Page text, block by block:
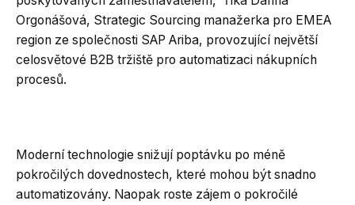
Orgonášová, Strategic Sourcing manažerka pro EMEA
region ze společnosti SAP Ariba, provozující největší
celosvětové B2B tržiště pro automatizaci nákupních
procesů.
Moderní technologie snižují poptávku po méně
pokročilých dovednostech, které mohou být snadno
automatizovány. Naopak roste zájem o pokročilé